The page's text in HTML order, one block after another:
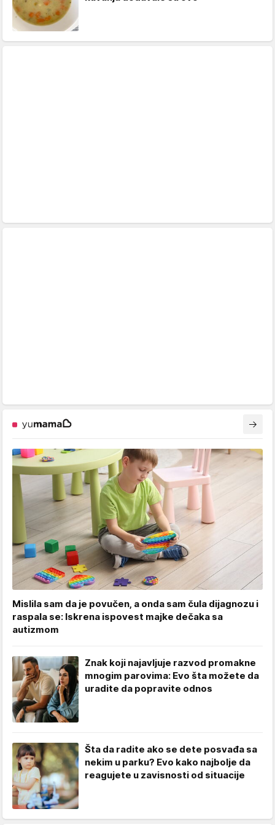
Mislila sam da je povučen, a onda sam čula dijagnozu i
raspala se: Iskrena ispovest majke dečaka sa
autizmom
Znak koji najavljuje razvod promakne
mnogim parovima: Evo šta možete da
uradite da popravite odnos
Šta da radite ako se dete posvađa sa
nekim u parku? Evo kako najbolje da
reagujete u zavisnosti od situacije